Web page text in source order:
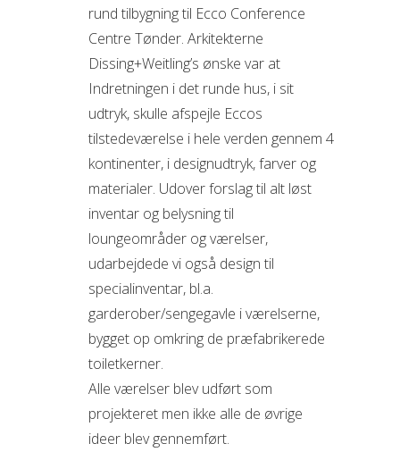
rund tilbygning til Ecco Conference
Centre Tønder. Arkitekterne
Dissing+Weitling’s ønske var at
Indretningen i det runde hus, i sit
udtryk, skulle afspejle Eccos
tilstedeværelse i hele verden gennem 4
kontinenter, i designudtryk, farver og
materialer. Udover forslag til alt løst
inventar og belysning til
loungeområder og værelser,
udarbejdede vi også design til
specialinventar, bl.a.
garderober/sengegavle i værelserne,
bygget op omkring de præfabrikerede
toiletkerner.
Alle værelser blev udført som
projekteret men ikke alle de øvrige
ideer blev gennemført.